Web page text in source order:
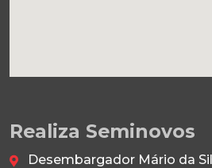
Realiza Seminovos
Desembargador Mário da